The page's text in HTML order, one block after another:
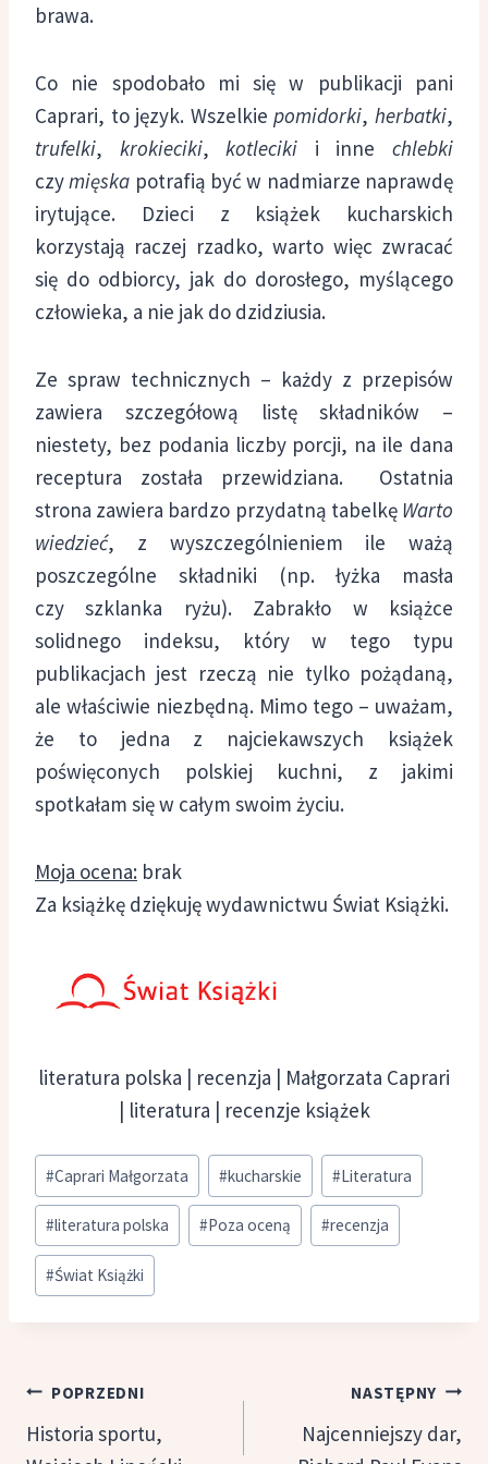
brawa.
Co nie spodobało mi się w publikacji pani
Caprari, to język. Wszelkiepomidorki,herbatki,
trufelki, krokieciki,kotleciki i innechlebki
czymięska potrafią być w nadmiarze naprawdę
irytujące. Dzieci z książek kucharskich
korzystają raczej rzadko, warto więc zwracać
się do odbiorcy, jak do dorosłego, myślącego
człowieka, a nie jak do dzidziusia.
Ze spraw technicznych – każdy z przepisów
zawiera szczegółową listę składników –
niestety, bez podania liczby porcji, na ile dana
receptura została przewidziana. Ostatnia
strona zawiera bardzo przydatną tabelkę Warto
wiedzieć, z wyszczególnieniem ile ważą
poszczególne składniki (np. łyżka masła
czy szklanka ryżu). Zabrakło w książce
solidnego indeksu, który w tego typu
publikacjach jest rzeczą nie tylko pożądaną,
ale właściwie niezbędną. Mimo tego – uważam,
że to jedna z najciekawszych książek
poświęconych polskiej kuchni, z jakimi
spotkałam się w całym swoim życiu.
Moja ocena: brak
Za książkę dziękuję wydawnictwu Świat Książki.
literatura polska | recenzja | Małgorzata Caprari
| literatura | recenzje książek
Tagi
wpisu:
#Caprari Małgorzata #kucharskie #Literatura
#literatura polska #Poza oceną #recenzja
#Świat Książki
Nawigacja
wpisu
POPRZEDNI
Historia sportu,
NASTĘPNY
Najcenniejszy dar,